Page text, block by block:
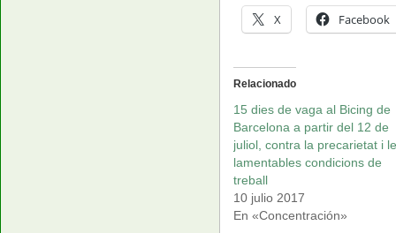
X Facebook
Relacionado
15 dies de vaga al Bicing de
Barcelona a partir del 12 de
juliol, contra la precarietat i
lamentables condicions de
treball
10 julio 2017
En «Concentración»